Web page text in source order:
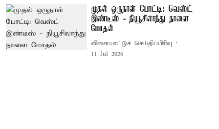
முதல் ஒருநாள் போட்டி: வெஸ்ட்
இண்டீஸ் - நியூசிலாந்து நாளை
மோதல்
விளையாட்டுச் செய்திப்பிரிவு
11 Jul 2026